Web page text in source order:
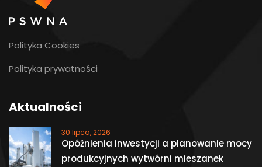
Polityka Cookies
Polityka prywatności
Aktualności
30 lipca, 2026
Opóźnienia inwestycji a planowanie mocy
produkcyjnych wytwórni mieszanek